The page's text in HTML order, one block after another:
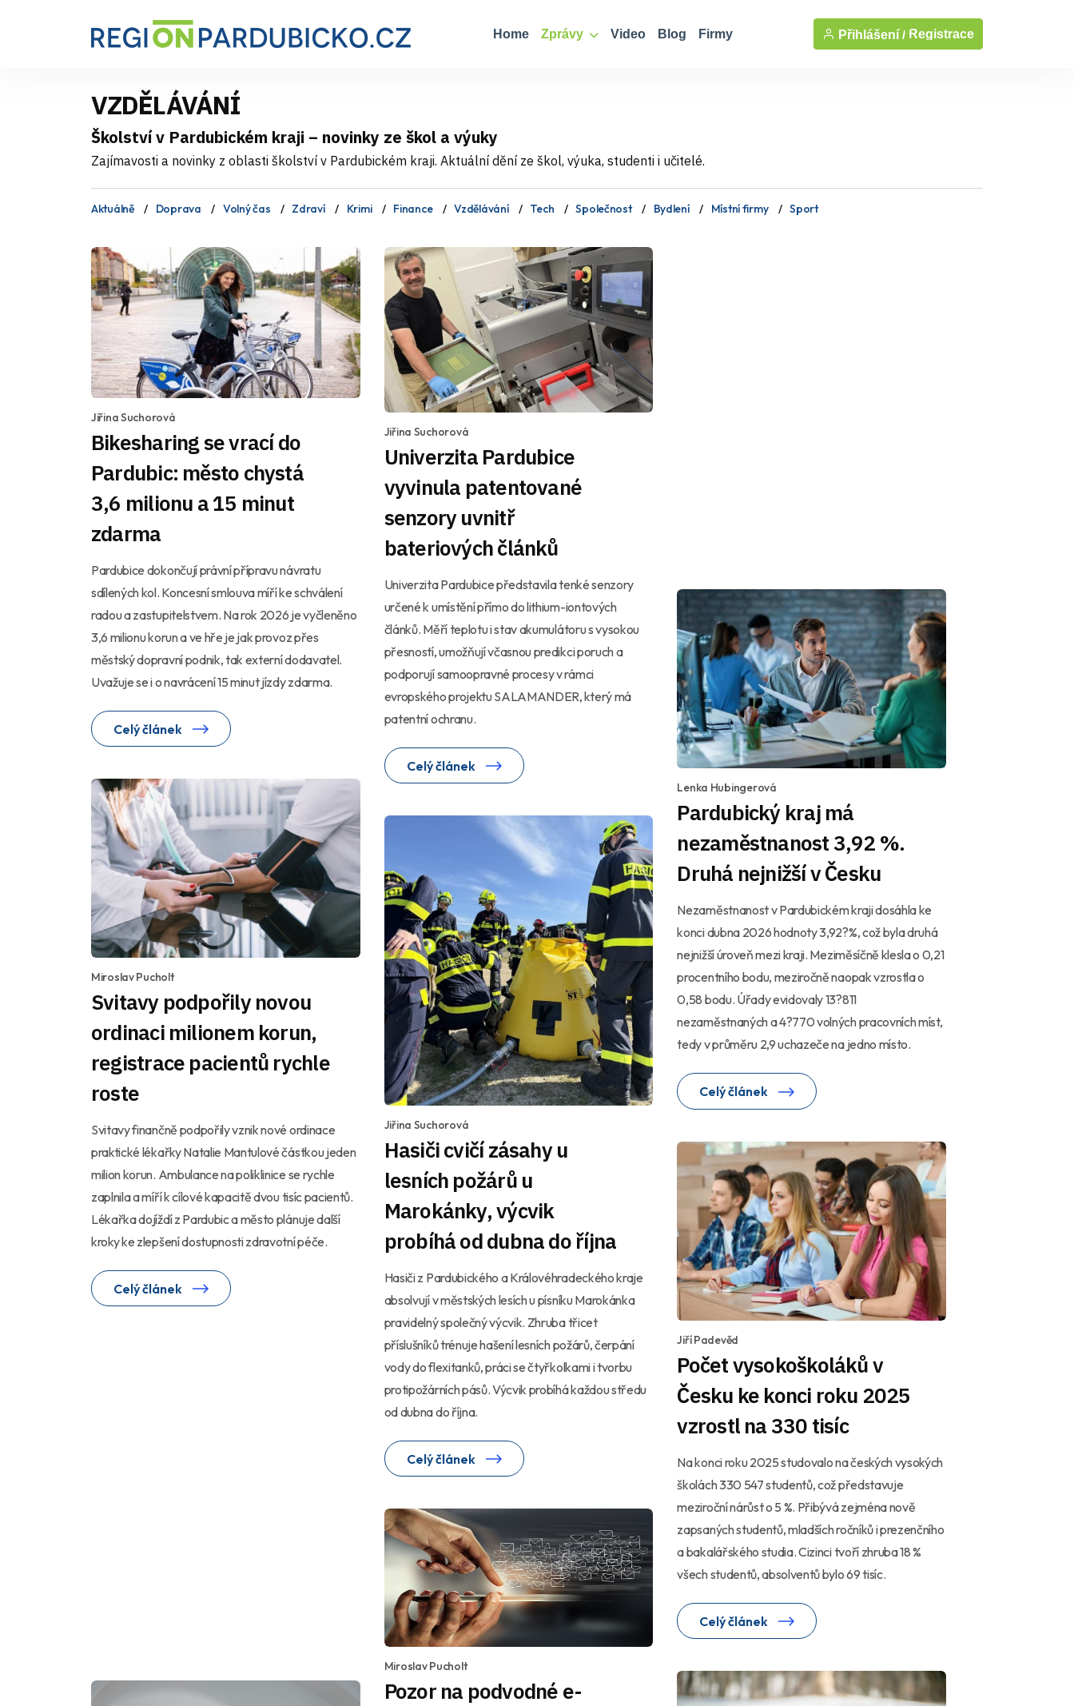
Home Zprávy Video Blog Firmy Přihlášení / Registrace
VZDĚLÁVÁNÍ
Školství v Pardubickém kraji – novinky ze škol a výuky
Zajímavosti a novinky z oblasti školství v Pardubickém kraji. Aktuální dění ze škol, výuka, studenti i učitelé.
Aktuálně Doprava Volný čas Zdraví Krimi Finance Vzdělávání Tech Společnost Bydlení Místní firmy Sport
Jiřina Suchorová
Bikesharing se vrací do
Pardubic: město chystá
3,6 milionu a 15 minut
zdarma
Pardubice dokončují právní přípravu návratu
sdílených kol. Koncesní smlouva míří ke schválení
radou a zastupitelstvem. Na rok 2026 je vyčleněno
3,6 milionu korun a ve hře je jak provoz přes
městský dopravní podnik, tak externí dodavatel.
Uvažuje se i o navrácení 15 minut jízdy zdarma.
Celý článek
Jiřina Suchorová
Univerzita Pardubice
vyvinula patentované
senzory uvnitř
bateriových článků
Univerzita Pardubice představila tenké senzory
určené k umístění přímo do lithium-iontových
článků. Měří teplotu i stav akumulátoru s vysokou
přesností, umožňují včasnou predikci poruch a
podporují samoopravné procesy v rámci
evropského projektu SALAMANDER, který má
patentní ochranu.
Celý článek
Lenka Hubingerová
Pardubický kraj má
nezaměstnanost 3,92 %.
Druhá nejnižší v Česku
Nezaměstnanost v Pardubickém kraji dosáhla ke
konci dubna 2026 hodnoty 3,92?%, což byla druhá
nejnižší úroveň mezi kraji. Meziměsíčně klesla o 0,21
procentního bodu, meziročně naopak vzrostla o
0,58 bodu. Úřady evidovaly 13?811
nezaměstnaných a 4?770 volných pracovních míst,
tedy v průměru 2,9 uchazeče na jedno místo.
Celý článek
Miroslav Pucholt
Svitavy podpořily novou
ordinaci milionem korun,
registrace pacientů rychle
roste
Svitavy finančně podpořily vznik nové ordinace
praktické lékařky Natalie Mantulové částkou jeden
milion korun. Ambulance na poliklinice se rychle
zaplnila a míří k cílové kapacitě dvou tisíc pacientů.
Lékařka dojíždí z Pardubic a město plánuje další
kroky ke zlepšení dostupnosti zdravotní péče.
Celý článek
Jiřina Suchorová
Hasiči cvičí zásahy u
lesních požárů u
Marokánky, výcvik
probíhá od dubna do října
Hasiči z Pardubického a Královéhradeckého kraje
absolvují v městských lesích u písníku Marokánka
pravidelný společný výcvik. Zhruba třicet
příslušníků trénuje hašení lesních požárů, čerpání
vody do flexitanků, práci se čtyřkolkami i tvorbu
protipožárních pásů. Výcvik probíhá každou středu
od dubna do října.
Celý článek
Jiří Padevěd
Počet vysokoškoláků v
Česku ke konci roku 2025
vzrostl na 330 tisíc
Na konci roku 2025 studovalo na českých vysokých
školách 330 547 studentů, což představuje
meziroční nárůst o 5 %. Přibývá zejména nově
zapsaných studentů, mladších ročníků i prezenčního
a bakalářského studia. Cizinci tvoří zhruba 18 %
všech studentů, absolventů bylo 69 tisíc.
Celý článek
Miroslav Pucholt
Pozor na podvodné e-